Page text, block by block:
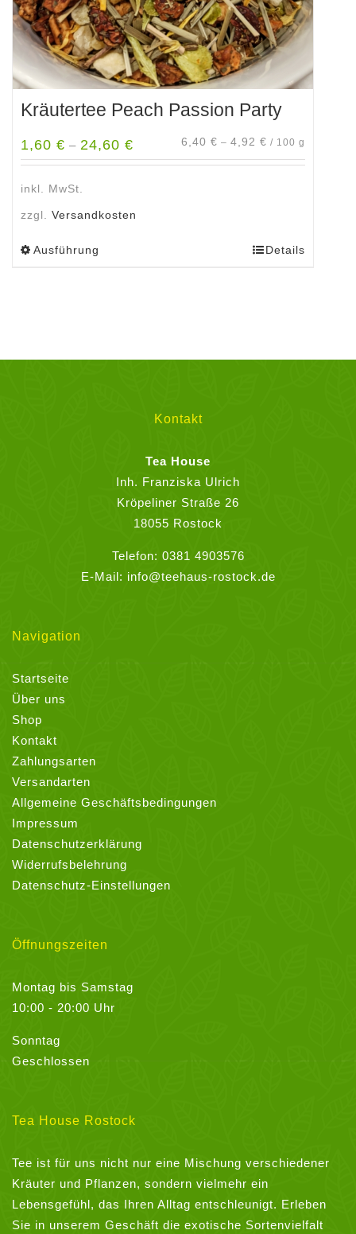
Kräutertee Peach Passion Party
1,60 € – 24,60 € 6,40 € – 4,92 € / 100 g
inkl. MwSt.
zzgl. Versandkosten
Ausführung
Produktseite
gewählt
werden
Details
Kontakt
Tea House
Inh. Franziska Ulrich
Kröpeliner Straße 26
18055 Rostock
Telefon: 0381 4903576
E-Mail: info@teehaus-rostock.de
Navigation
Startseite
Über uns
Shop
Kontakt
Zahlungsarten
Versandarten
Allgemeine Geschäftsbedingungen
Impressum
Datenschutzerklärung
Widerrufsbelehrung
Datenschutz-Einstellungen
Öffnungszeiten
Montag bis Samstag
10:00 - 20:00 Uhr
Sonntag
Geschlossen
Tea House Rostock
Tee ist für uns nicht nur eine Mischung verschiedener
Kräuter und Pflanzen, sondern vielmehr ein
Lebensgefühl, das Ihren Alltag entschleunigt. Erleben
Sie in unserem Geschäft die exotische Sortenvielfalt